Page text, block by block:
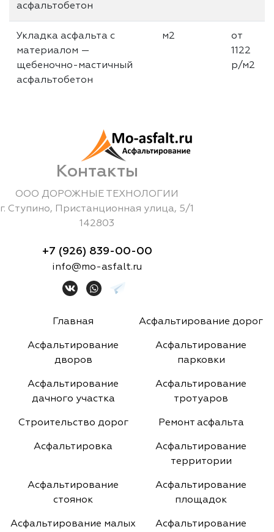
асфальтобетон
Укладка асфальта с
материалом —
щебеночно-мастичный
асфальтобетон
м2
от
1122
р/м2
Контакты
ООО ДОРОЖНЫЕ ТЕХНОЛОГИИ
г. Ступино,
Пристанционная улица, 5/1
142803
+7 (926) 839-00-00
info@mo-asfalt.ru
Главная Асфальтирование дорог
Асфальтирование
дворов
Асфальтирование
парковки
Асфальтирование
дачного участка
Асфальтирование
тротуаров
Строительство дорог Ремонт асфальта
Асфальтировка
Асфальтирование
территории
Асфальтирование
стоянок
Асфальтирование
площадок
Асфальтирование малых Асфальтирование